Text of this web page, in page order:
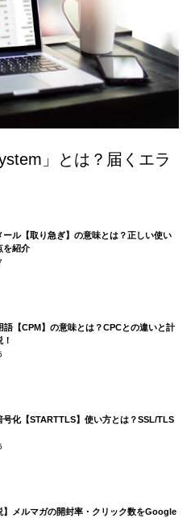
」とは？届くエラ
ール【取り急ぎ】の意味とは？正しい使い
を紹介
語【CPM】の意味とは？CPCとの違いと計
号化【STARTTLS】使い方とは？SSL/TLS
】メルマガの開封率・クリック数をGoogle